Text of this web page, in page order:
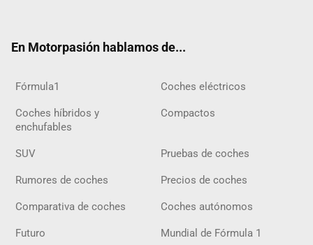
En Motorpasión hablamos de...
Fórmula1 Coches eléctricos
Coches híbridos y
enchufables
Compactos
SUV Pruebas de coches
Rumores de coches Precios de coches
Comparativa de coches Coches autónomos
Futuro Mundial de Fórmula 1